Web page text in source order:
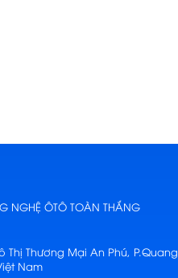
NGHỆ ÔTÔ TOÀN THẮNG
Thị Thương Mại An Phú, P.Quang
Nam